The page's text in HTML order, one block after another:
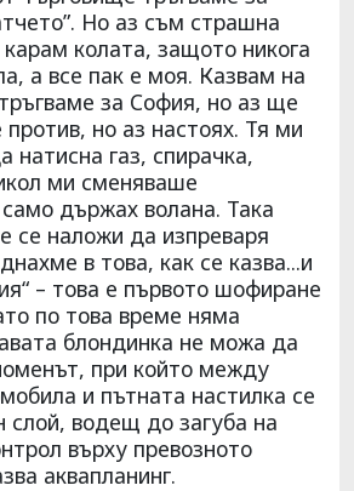
Но аз съм страшна
колата, защото никога
а все пак е моя. Казвам на
за София, но аз ще
но аз настоях. Тя ми
натисна газ, спирачка,
ми сменяваше
държах волана. Така
се наложи да изпреваря
в това, как се казва...и
– това е първото шофиране
по това време няма
блондинка не можа да
при който между
и пътната настилка се
слой, водещ до загуба на
върху превозното
аквапланинг.